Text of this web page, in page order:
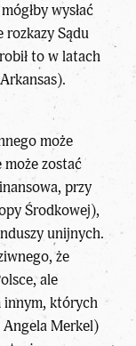
wysłać
rozkazy Sądu
to w latach
może
może zostać
przy
Środkowej),
unijnych.
że
ale
innym, których
Angela Merkel)